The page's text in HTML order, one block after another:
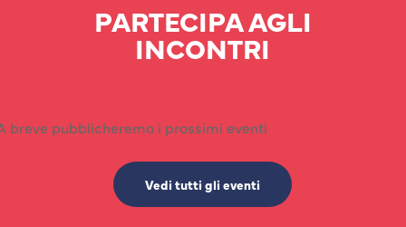
PARTECIPA AGLI
INCONTRI
breve pubblicheremo i prossimi eventi
Vedi tutti gli eventi